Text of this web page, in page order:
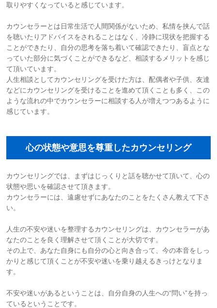
取りやすくなっていると感じています。
カウンセラーとは日常生活で人間関係がないため、私情を挟んで話
を聴いたりアドバイスをされることはなく、冷静に現状を把握する
ことができたり、自分の思考を落ち着いて確認できたり、盲点とな
っていた部分に気づくことができるなど、相談するメリットを感じ
て頂いています。
人生相談としてカウンセリングを受けた方は、配偶者や子供、友達
などにカウンセリングを受けることを進めて頂くことも多く、この
ような流れの中でカウンセラーに相談する人が増えつつあるように
感じています。
心の状態や意思を尊重したカウンセリング
カウンセリングでは、まずはじっくりと話を聴かせて頂いて、心の
状態や思いを確認させて頂きます。
カウンセラーには、遠慮せずにあなたのことをたくさん教えて下さ
い。
人生の不安や迷いを整理するカウンセリングは、カウンセラーがあ
なたのことを良く理解させて頂くことが大切です。
その上で、あなた自身にも自分の心と向き合って、今の本音をしっ
かりと感じて頂くことが不安や迷いを乗り越えるきっけとなりま
す。
不安や迷いがあるということは、自分自身の人生への“問い”を持っ
ているということです。